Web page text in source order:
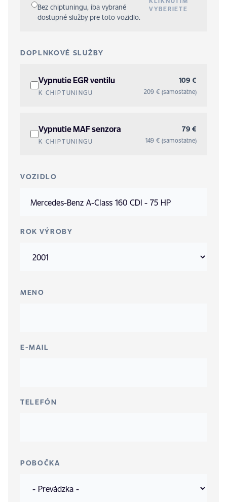
Bez chiptuningu, iba vybrané
dostupné služby pre toto vozidlo.
VYBERIETE
DOPLNKOVÉ SLUŽBY
Vypnutie EGR ventilu
K CHIPTUNINGU
109 €
209 € (samostatne)
Vypnutie MAF senzora
K CHIPTUNINGU
79 €
149 € (samostatne)
VOZIDLO
ROK VÝROBY
MENO
E-MAIL
TELEFÓN
POBOČKA